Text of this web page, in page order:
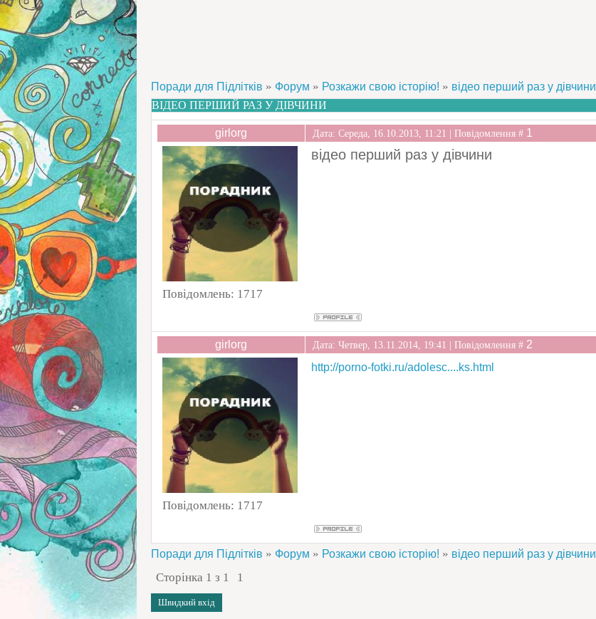
Поради для Підлітків » Форум » Розкажи свою історію! » відео перший раз у дівчини
ВІДЕО ПЕРШИЙ РАЗ У ДІВЧИНИ
girlorg Дата: Середа, 16.10.2013, 11:21 | Повідомлення # 1
Повідомлень: 1717
відео перший раз у дівчини
girlorg Дата: Четвер, 13.11.2014, 19:41 | Повідомлення # 2
Повідомлень: 1717
http://porno-fotki.ru/adolesc....ks.html
Поради для Підлітків » Форум » Розкажи свою історію! » відео перший раз у дівчини
Сторінка 1 з 1
1